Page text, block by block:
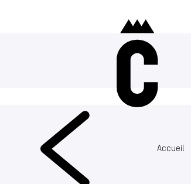
Accueil